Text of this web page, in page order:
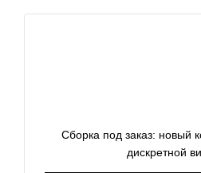
Сборка под заказ: новый
дискретной